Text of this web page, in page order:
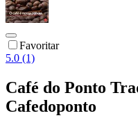
Favoritar
5.0 (1)
Café do Ponto
Cafedoponto